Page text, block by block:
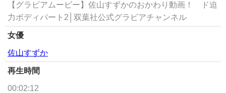
【グラビアムービー】佐山すずかのおかわり動画！ ド迫
力ボディパート2│双葉社公式グラビアチャンネル
女優
佐山すずか
再生時間
00:02:12